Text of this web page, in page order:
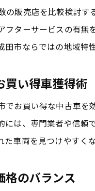
お買い得な中古
オークション利
成田市で安心し
成田市の中古車購入で
中古車購入前に
お買い得中古車
オートオークシ
販売店を比較検討
ターサービスの有
市ならではの地域特
買い得車獲得術
お買い得な中古車
は、専門業者や信
車両を見つけやすく
格のバランス